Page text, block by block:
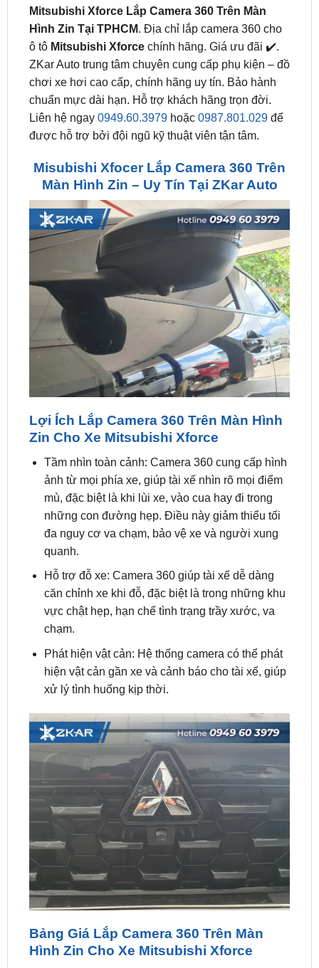
ô tôMitsubishi Xforce chính hãng. Giá ưu đãi ✔️.
ZKar Auto trung tâm chuyên cung cấp phụ kiện – đồ
chơi xe hơi cao cấp, chính hãng uy tín. Bảo hành
chuẩn mực dài hạn. Hỗ trợ khách hãng trọn đời.
Liên hệ ngay0949.60.3979hoặc0987.801.029để
được hỗ trợ bởi đội ngũ kỹ thuật viên tận tâm.
Misubishi Xfocer Lắp Camera 360 Trên
Lợi Ích Lắp Camera 360 Trên Màn Hình
Zin Cho Xe Mitsubishi Xforce
Tầm nhìn toàn cảnh: Camera 360 cung cấp hình
ảnh từ mọi phía xe, giúp tài xế nhìn rõ mọi điểm
mù, đặc biệt là khi lùi xe, vào cua hay đi trong
những con đường hẹp. Điều này giảm thiểu tối
đa nguy cơ va chạm, bảo vệ xe và người xung
quanh.
Hỗ trợ đỗ xe: Camera 360 giúp tài xế dễ dàng
căn chỉnh xe khi đỗ, đặc biệt là trong những khu
vực chật hẹp, hạn chế tình trạng trầy xước, va
chạm.
Phát hiện vật cản: Hệ thống camera có thể phát
hiện vật cản gần xe và cảnh báo cho tài xế, giúp
xử lý tình huống kịp thời.
Bảng Giá Lắp Camera 360 Trên Màn
Hình Zin Cho Xe Mitsubishi Xforce
Ghi hình hành trình: Một số camera 360 có khả
năng ghi hình hành trình, giúp tài xế có bằng